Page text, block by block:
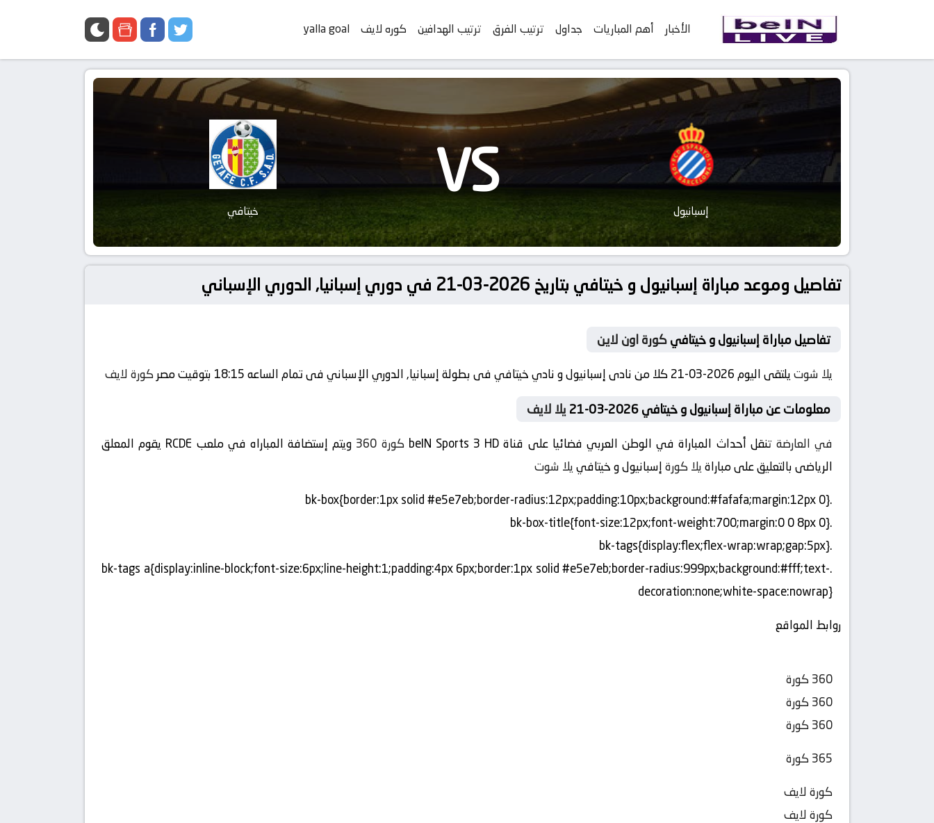
الأخبار أهم المباريات جداول ترتيب الفرق ترتيب الهدافين كوره لايف yalla goal
إسبانيول VS خيتافي
تفاصيل وموعد مباراة إسبانيول و خيتافي بتاريخ 2026-03-21 في دوري إسبانيا, الدوري الإسباني
تفاصيل مباراة إسبانيول و خيتافيكورة اون لاين
يلا شوتيلتقى اليوم 2026-03-21 كلا من نادى إسبانيول و نادي خيتافي فى بطولة إسبانيا, الدوري الإسباني فى تمام الساعه 18:15 بتوقيت مصر كورة لايف
معلومات عن مباراة إسبانيول و خيتافي 2026-03-21 يلا لايف
في العارضة تنقل أحداث المباراة في الوطن العربي فضائيا على قناة beIN Sports 3 HD كورة 360
ويتم إستضافة المباراه في ملعب RCDE يقوم المعلق
الرياضى بالتعليق على مباراةيلا كورةإسبانيول و خيتافييلا شوت
.bk-box{border:1px solid #e5e7eb;border-radius:12px;padding:10px;background:#fafafa;margin:12px 0}
.bk-box-title{font-size:12px;font-weight:700;margin:0 0 8px 0}
.bk-tags{display:flex;flex-wrap:wrap;gap:5px}
.bk-tags a{display:inline-block;font-size:6px;line-height:1;padding:4px 6px;border:1px solid #e5e7eb;border-radius:999px;background:#fff;text-
decoration:none;white-space:nowrap}
روابط المواقع
360 كورة
360 كورة
360 كورة
365 كورة
كورة لايف
كورة لايف